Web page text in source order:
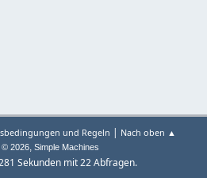
und Regeln | Nach oben ▲
© 2026, Simple Machines
Sekunden mit 22 Abfragen.